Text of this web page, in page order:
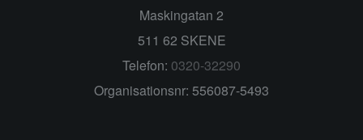
Maskingatan 2
511 62 SKENE
Telefon: 0320-32290
Organisationsnr: 556087-5493